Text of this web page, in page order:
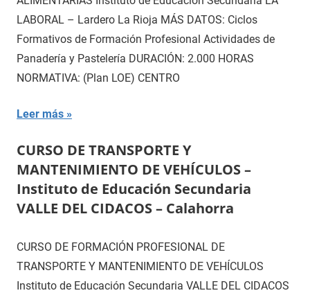
LABORAL – Lardero La Rioja MÁS DATOS: Ciclos
Formativos de Formación Profesional Actividades de
Panadería y Pastelería DURACIÓN: 2.000 HORAS
NORMATIVA: (Plan LOE) CENTRO
Leer más
CURSO DE TRANSPORTE Y
MANTENIMIENTO DE VEHÍCULOS –
Instituto de Educación Secundaria
VALLE DEL CIDACOS – Calahorra
CURSO DE FORMACIÓN PROFESIONAL DE
TRANSPORTE Y MANTENIMIENTO DE VEHÍCULOS
Instituto de Educación Secundaria VALLE DEL CIDACOS